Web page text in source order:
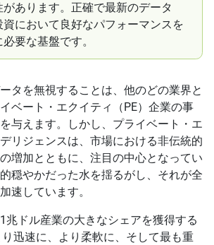
あります。正確で最新のデータ
において良好なパフォーマンスを
要な基盤です。
タを無視することは、他のどの業界と
ベート・エクイティ（PE）企業の事
与えます。しかし、プライベート・エ
リジェンスは、市場における非伝統的
増加とともに、注目の中心となってい
穏やかだった水を揺るがし、それが全
速しています。
兆ドル産業の大きなシェアを獲得する
迅速に、より柔軟に、そして最も重